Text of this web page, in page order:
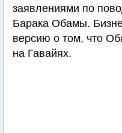
заявлениями по
Барака Обамы.
версию о том, что
на Гавайях.